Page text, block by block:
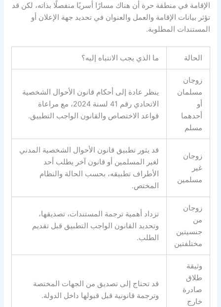
الإقامة في منطقة حرة أن هناك مسارًا أسريًا منفصلًا بذاته، لكن قد
تؤثر بيانات الإقامة والعمل والعنوان في تحديد جهة الإعلان أو
المستندات المطلوبة.
الحالة ما الذي يجب الانتباه إليه؟
زوجان
مسلمان
أو
أحدهما
مسلم
ينظر عادة إلى أحكام قانون الأحوال الشخصية
الاتحادي رقم 41 لسنة2024، مع مراعاة
قواعد الاختصاص والقانون الواجب التطبيق.
زوجان
غير
مسلمين
قد يثور تطبيق قانون الأحوال الشخصية المدني
لغير المسلمين أو قانون آخر يطلب أحد
الأطراف تطبيقه، بحسب الحالة والنظام
المختص.
زوجان
من
جنسيتين
مختلفتين
تزداد أهمية ترجمة المستندات، تصديقها،
وتحديد القانون الواجب التطبيق قبل تقديم
الطلب.
وثيقة
طلاق
صادرة
خارج
قد تحتاج إلى تصديق من الجهات المختصة
وترجمة قانونية قبل قبولها داخل الدولة.